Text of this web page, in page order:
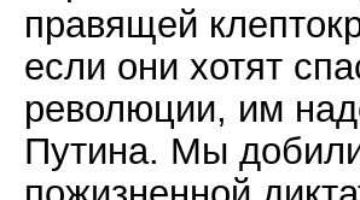
правящей
если они хотят
революции, им
Путина. Мы